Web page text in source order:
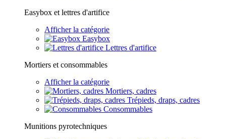
Easybox et lettres d'artifice
Afficher la catégorie
Easybox
Lettres d'artifice
Mortiers et consommables
Afficher la catégorie
Mortiers, cadres
Trépieds, draps, cadres
Consommables
Munitions pyrotechniques